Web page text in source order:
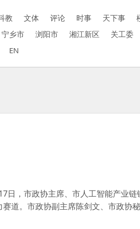
教 文体 评论 时事 天下事
宁乡市 浏阳市 湘江新区
关工委
EN
日，市政协主席、市人工智能产业链
道。市政协副主席陈剑文、市政协